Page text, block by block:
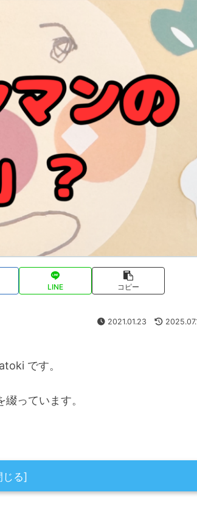
LINE コピー
2021.01.23
です。
っています。